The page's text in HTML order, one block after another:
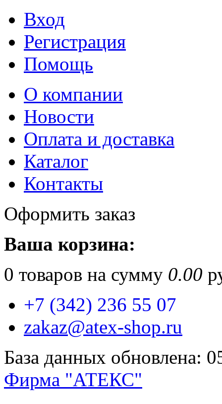
Вход
Регистрация
Помощь
О компании
Новости
Оплата и доставка
Каталог
Контакты
Оформить заказ
Ваша корзина:
0 товаров на сумму 0.00
+7 (342) 236 55 07
zakaz@atex-shop.ru
База данных обновлена:
Фирма "АТЕКС"